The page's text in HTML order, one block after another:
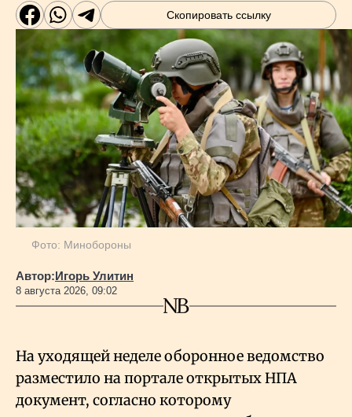
Скопировать ссылку
Фото: Минобороны
Автор:Игорь Улитин
8 августа 2026, 09:02
На уходящей неделе оборонное ведомство
разместило на портале открытых НПА
документ, согласно которому